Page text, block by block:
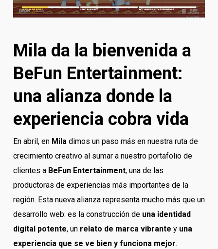
Mila da la bienvenida a
BeFun Entertainment:
una alianza donde la
experiencia cobra vida
En abril, en Miladimos un paso más en nuestra ruta de
crecimiento creativo al sumar a nuestro portafolio de
clientes a BeFun Entertainment, una de las
productoras de experiencias más importantes de la
región. Esta nueva alianza representa mucho más que un
desarrollo web: es la construcción de una identidad
digital potente, un relato de marca vibrante y una
experiencia que se ve bien y funciona mejor.